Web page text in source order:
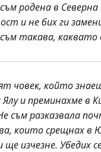
родена в
и не бих ги
такава, каквато
човек, който
и преминахме
съм разказвала
които срещнах в
изчезне. Убедих